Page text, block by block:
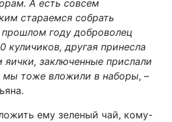
А есть совсем
стараемся собрать
году доброволец
куличиков, другая принесла
заключенные прислали
мы тоже вложили в наборы, –
ему зеленый чай, кому-